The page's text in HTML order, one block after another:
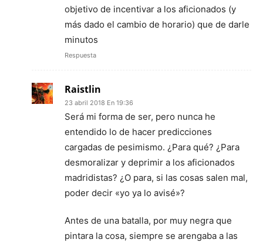
objetivo de incentivar a los aficionados (y
más dado el cambio de horario) que de darle
minutos
Respuesta
Raistlin
23 abril 2018 En 19:36
Será mi forma de ser, pero nunca he
entendido lo de hacer predicciones
cargadas de pesimismo. ¿Para qué? ¿Para
desmoralizar y deprimir a los aficionados
madridistas? ¿O para, si las cosas salen mal,
poder decir «yo ya lo avisé»?
Antes de una batalla, por muy negra que
pintara la cosa, siempre se arengaba a las